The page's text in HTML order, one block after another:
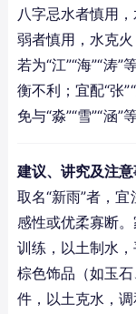
八字忌水者慎用
弱者慎用，水克
若为“江”“海”“涛
衡不利；宜配“张
免与“淼”“雪”“涵”
建议、讲究及注
取名“新雨”者，
感性或优柔寡断
训练，以土制水
棕色饰品（如玉
件，以土克水，